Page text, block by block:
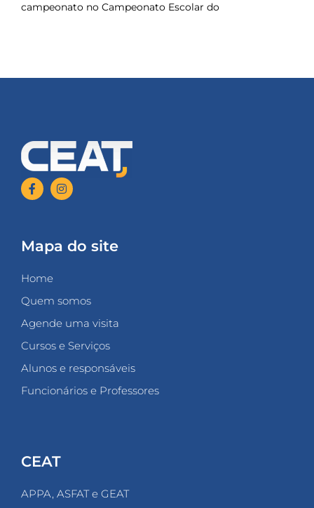
campeonato no Campeonato Escolar do
Mapa do site
Home
Quem somos
Agende uma visita
Cursos e Serviços
Alunos e responsáveis
Funcionários e Professores
CEAT
APPA, ASFAT e GEAT